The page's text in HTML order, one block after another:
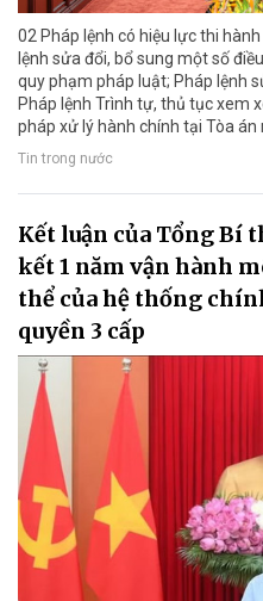
02 Pháp lệnh có hiệu lực thi
lệnh sửa đổi, bổ sung một số
quy phạm pháp luật; Pháp lệnh
Pháp lệnh Trình tự, thủ tục xem
pháp xử lý hành chính tại Tòa án
Tin trong nước
Kết luận của Tổng Bí
kết 1 năm vận hành
thể của hệ thống
quyền 3 cấp